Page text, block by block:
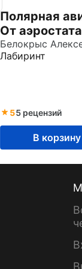
Полярная
От
экраноплана
Лабиринт
55 рецензий
В корзину